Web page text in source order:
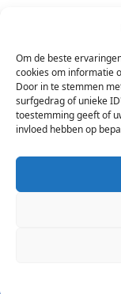
Om de beste
cookies om informatie
Door in te stemmen
surfgedrag of unieke
toestemming geeft of
invloed hebben op
© 2026